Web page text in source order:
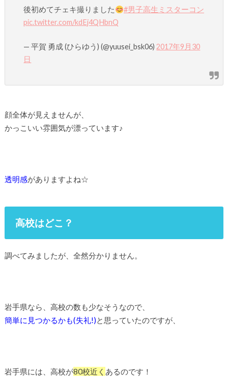
後初めてチェキ撮りました
#男子高生ミスターコン
pic.twitter.com/kdEj4QHbnQ
— 平賀 勇成 (ひらゆう) (@yuusei_bsk06)2017年9月30
日
顔全体が見えませんが、
かっこいい雰囲気が漂っています♪
透明感がありますよね☆
高校はどこ？
調べてみましたが、全然分かりません。
岩手県なら、高校の数も少なそうなので、
簡単に見つかるかも(失礼!)と思っていたのですが、
岩手県には、高校が80校近く あるのです！